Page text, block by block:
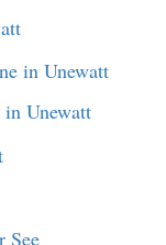
in Unewatt